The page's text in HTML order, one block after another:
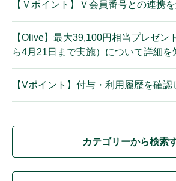
【Ｖポイント】Ｖ会員番号との連携
【Olive】最大39,100円相当プレゼン
ら4月21日まで実施）について詳細を
【Vポイント】付与・利用履歴を確認
カテゴリーから検索